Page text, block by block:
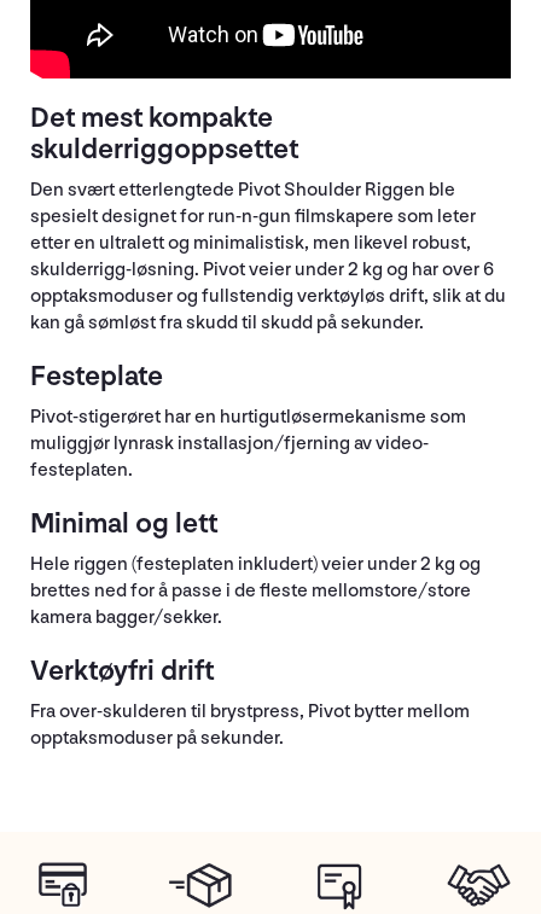
Det mest kompakte
skulderriggoppsettet
Den svært etterlengtede Pivot Shoulder Riggen ble
spesielt designet for run-n-gun filmskapere som leter
etter en ultralett og minimalistisk, men likevel robust,
skulderrigg-løsning. Pivot veier under 2 kg og har over 6
opptaksmoduser og fullstendig verktøyløs drift, slik at du
kan gå sømløst fra skudd til skudd på sekunder.
Festeplate
Pivot-stigerøret har en hurtigutløsermekanisme som
muliggjør lynrask installasjon/fjerning av video-
festeplaten.
Minimal og lett
Hele riggen (festeplaten inkludert) veier under 2 kg og
brettes ned for å passe i de fleste mellomstore/store
kamera bagger/sekker.
Verktøyfri drift
Fra over-skulderen til brystpress, Pivot bytter mellom
opptaksmoduser på sekunder.